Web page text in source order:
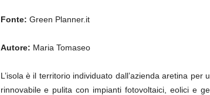
Fonte: Green Planner.it
Autore: Maria Tomaseo
L’isola è il territorio individuato dall’azienda aretina
rinnovabile e pulita con impianti fotovoltaici, eolici e